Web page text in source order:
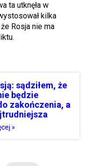
ta utknęła w
kilka
Rosja nie ma
sądziłem, że
będzie
zakończenia, a
»